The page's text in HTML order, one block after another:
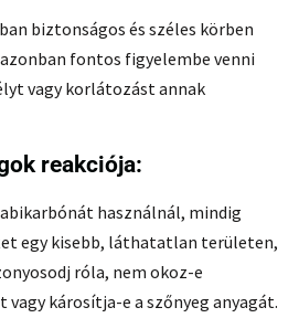
biztonságos és széles körben
fontos figyelembe venni
vagy korlátozást annak
reakciója:
használnál, mindig
egy kisebb, láthatatlan területen,
róla, nem okoz-e
vagy károsítja-e a szőnyeg anyagát.